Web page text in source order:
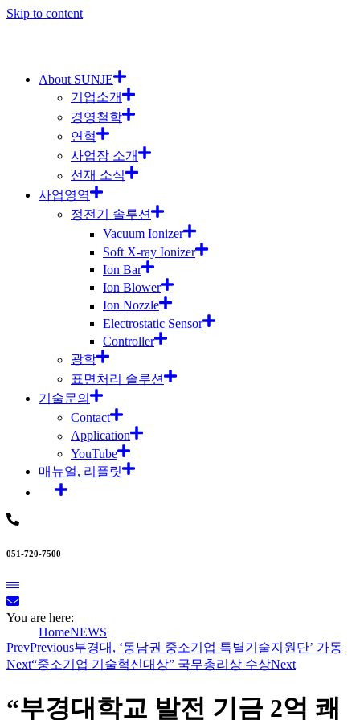
Skip to content
About SUNJE
기업소개
경영철학
연혁
사업장 소개
선재 소식
사업영역
정전기 솔루션
Vacuum Ionizer
Soft X-ray Ionizer
Ion Bar
Ion Blower
Ion Nozzle
Electrostatic Sensor
Controller
광학
표면처리 솔루션
기술문의
Contact
Application
YouTube
매뉴얼, 리플릿
051-720-7500
You are here:
HomeNEWS
PrevPrevious부경대, ‘동남권 중소기업 특별기술지원단’ 가동
Next“중소기업 기술혁신대상” 국무총리상 수상Next
“부경대학교 발전 기금 2억 쾌